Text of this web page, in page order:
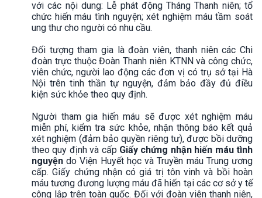
với các nội dung: Lễ phát động Tháng Thanh niên; tổ
chức hiến máu tình nguyện; xét nghiệm máu tầm soát
ung thư cho người có nhu cầu.
Đối tượng tham gia là đoàn viên, thanh niên các Chi
đoàn trực thuộc Đoàn Thanh niên KTNN và công chức,
viên chức, người lao động các đơn vị có trụ sở tại Hà
Nội trên tinh thần tự nguyện, đảm bảo đầy đủ điều
kiện sức khỏe theo quy định.
Người tham gia hiến máu sẽ được xét nghiệm máu
miễn phí, kiểm tra sức khỏe, nhận thông báo kết quả
xét nghiệm (đảm bảo quyền riêng tư), được bồi dưỡng
theo quy định và cấp Giấy chứng nhận hiến máu tình
nguyện do Viện Huyết học và Truyền máu Trung ương
cấp. Giấy chứng nhận có giá trị tôn vinh và bồi hoàn
máu tương đương lượng máu đã hiến tại các cơ sở y tế
công lập trên toàn quốc. Đối với đoàn viên thanh niên,